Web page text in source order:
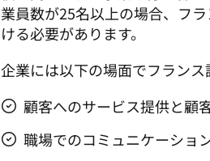
業員数が25名以上の場合、フ
ける必要があります。
企業には以下の場面でフランス
顧客へのサービス提供と顧
職場でのコミュニケーショ